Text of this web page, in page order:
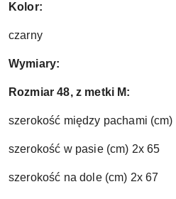
Kolor:
czarny
Wymiary:
Rozmiar 48, z metki M:
szerokość między pachami (cm)
szerokość w pasie (cm) 2x 65
szerokość na dole (cm) 2x 67